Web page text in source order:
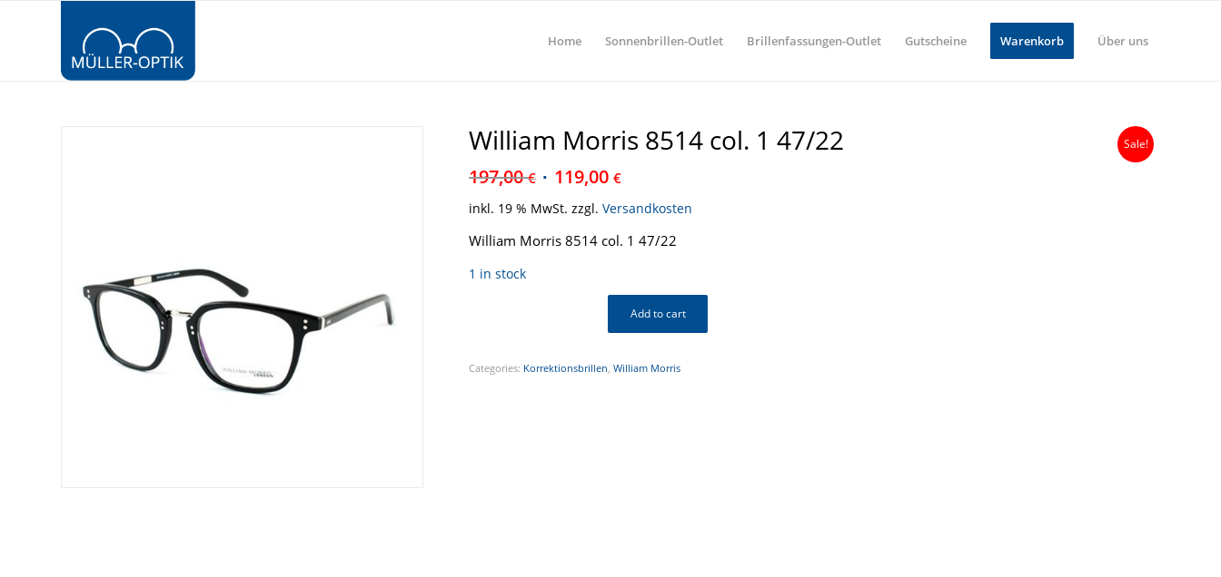
Home Sonnenbrillen-Outlet Brillenfassungen-Outlet Gutscheine Warenkorb Über uns
Sale!
William Morris 8514 col. 1 47/22
197,00€ 119,00€
inkl. 19 % MwSt. zzgl.Versandkosten
William Morris 8514 col. 1 47/22
1 in stock
Add to cart
Categories: Korrektionsbrillen ,William Morris